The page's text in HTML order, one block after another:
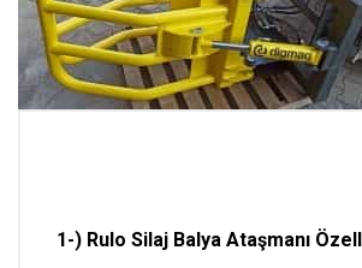
1-) Rulo Silaj Balya Ataşmanı